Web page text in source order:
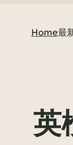
Home最
英